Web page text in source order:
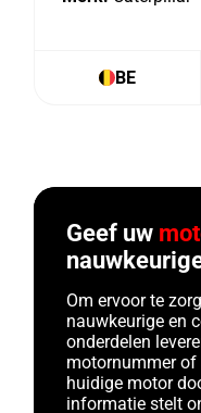
BE
Geef uw
Om ervoor te
nauwkeurige en
onderdelen
motornummer of
huidige motor
informatie stelt